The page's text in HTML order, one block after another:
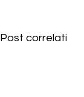
Post correlati